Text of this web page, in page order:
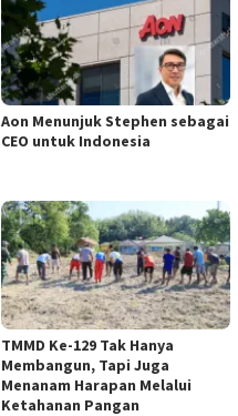
Aon Menunjuk Stephen sebagai
CEO untuk Indonesia
TMMD Ke-129 Tak Hanya
Membangun, Tapi Juga
Menanam Harapan Melalui
Ketahanan Pangan